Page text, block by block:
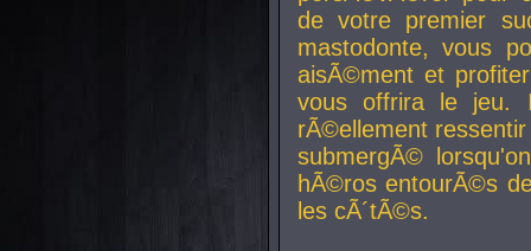
de votre premier
mastodonte, vous
aisÃ©ment et
vous offrira le jeu.
rÃ©ellement
submergÃ©
hÃ©ros entourÃ©s
les cÃ´tÃ©s.